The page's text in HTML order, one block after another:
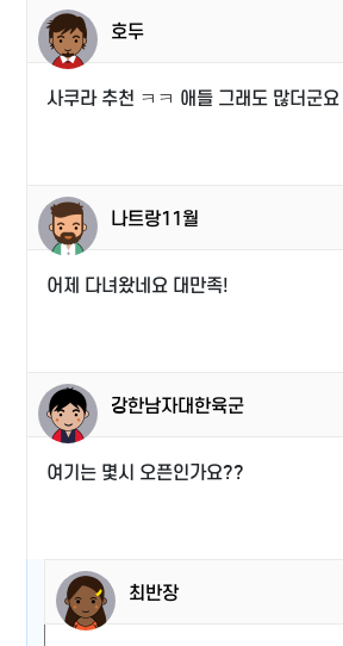
호두
사쿠라 추천 ㅋㅋ 애들 그래도 많더군요
나트랑11월
어제 다녀왔네요 대만족!
강한남자대한육군
여기는 몇시 오픈인가요??
최반장